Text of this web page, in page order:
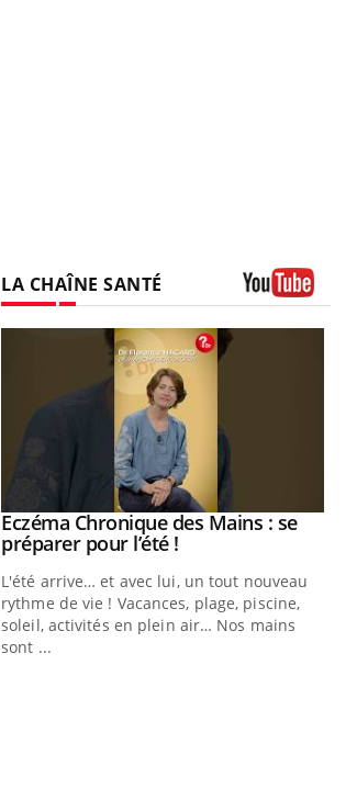
LA CHAÎNE SANTÉ
Youtube
Eczéma Chronique des Mains : se
préparer pour l’été !Youtube
L'été arrive… et avec lui, un tout nouveau
rythme de vie ! Vacances, plage, piscine,
soleil, activités en plein air… Nos mains
sont ...